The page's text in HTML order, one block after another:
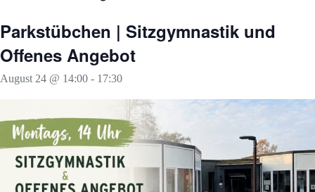
Parkstübchen | Sitzgymnastik und
Offenes Angebot
August 24 @ 14:00 - 17:30